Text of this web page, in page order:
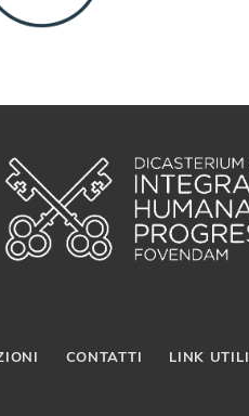
CONTATTI LINK UTILI